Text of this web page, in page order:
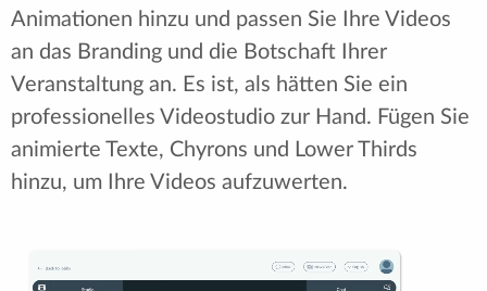
Animationen hinzu und passen Sie Ihre Videos
an das Branding und die Botschaft Ihrer
Veranstaltung an. Es ist, als hätten Sie ein
professionelles Videostudio zur Hand. Fügen Sie
animierte Texte, Chyrons und Lower Thirds
hinzu, um Ihre Videos aufzuwerten.